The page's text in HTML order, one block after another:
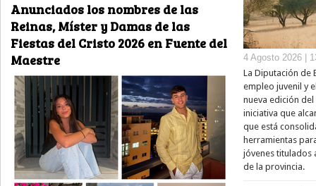
Anunciados los nombres de las
Reinas, Míster y Damas de las
Fiestas del Cristo 2026 en Fuente del
Maestre
4 Agosto 2026 |
La Diputación de
empleo juvenil y
nueva edición
iniciativa que
que está
herramientas
jóvenes titulados
de la provincia.